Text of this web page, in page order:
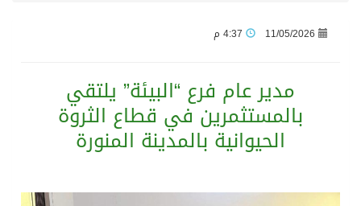
11/05/2026
مدير عام فرع “البيئة” يلتقي
بالمستثمرين في قطاع الثروة
الحيوانية بالمدينة المنورة